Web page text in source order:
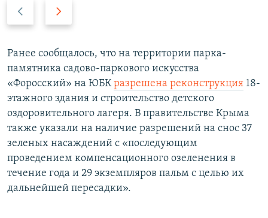
д
ы
д
у
щ
и
й
с
л
а
д
у
ю
щ
и
й
с
л
а
й
Ранее сообщалось, что на территории парка-
памятника садово-паркового искусства
«Форосский» на ЮБКразрешена реконструкция 18-
этажного здания и строительство детского
оздоровительного лагеря. В правительстве Крыма
также указали на наличие разрешений на снос 37
зеленых насаждений с «последующим
проведением компенсационного озеленения в
течение года и 29 экземпляров пальм с целью их
дальнейшей пересадки».